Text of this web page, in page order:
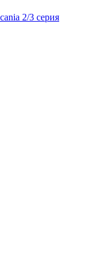
2/3 серия